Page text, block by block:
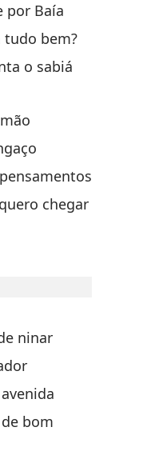
por Baía
tudo bem?
o sabiá
chegar
ninar
bom